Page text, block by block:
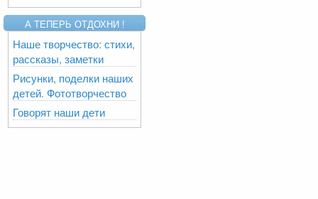
А ТЕПЕРЬ ОТДОХНИ !
Наше творчество: стихи,
рассказы, заметки
Рисунки, поделки наших
детей. Фототворчество
Говорят наши дети